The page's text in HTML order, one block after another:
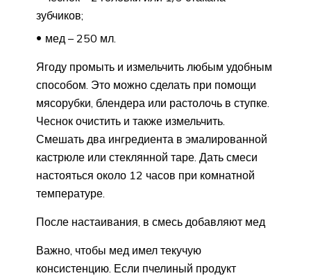
зубчиков;
мед – 250 мл.
Ягоду промыть и измельчить любым удобным
способом. Это можно сделать при помощи
мясорубки, блендера или растолочь в ступке.
Чеснок очистить и также измельчить.
Смешать два ингредиента в эмалированной
кастрюле или стеклянной таре. Дать смеси
настояться около 12 часов при комнатной
температуре.
После настаивания, в смесь добавляют мед
Важно, чтобы мед имел текучую
консистенцию. Если пчелиный продукт